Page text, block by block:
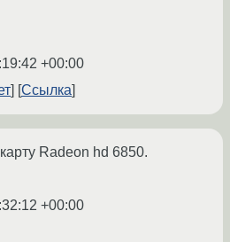
+00:00
Ссылка
Radeon hd 6850.
+00:00